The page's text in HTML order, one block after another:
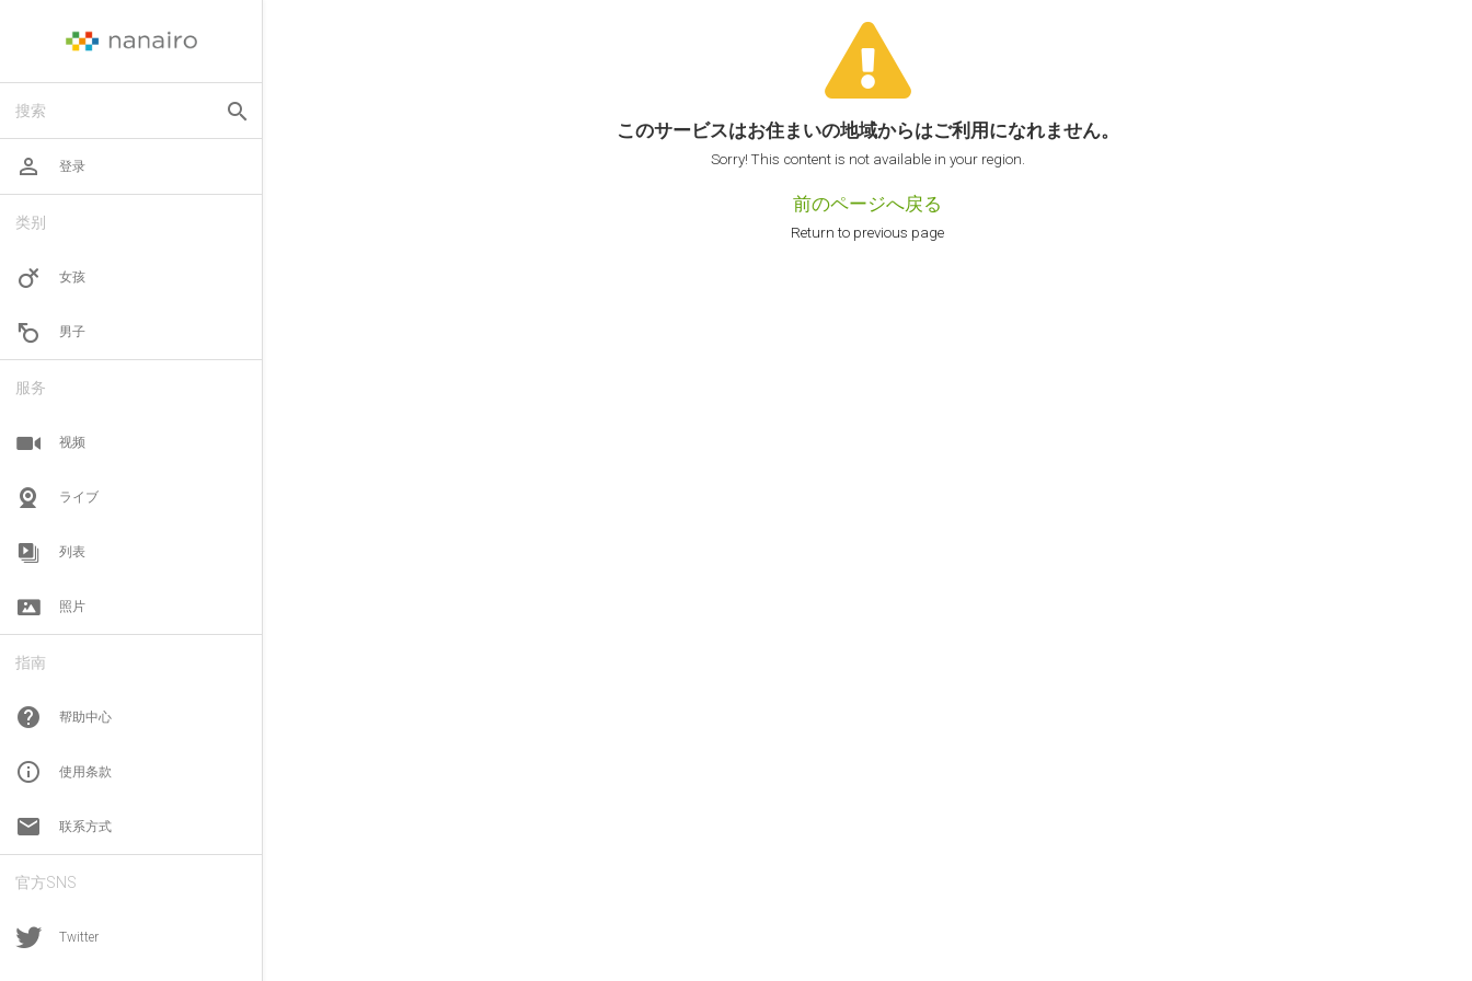
搜索 search
perm_identity 登录
类别
女孩
男子
服务
视频
ライブ
列表
照片
指南
help 帮助中心
info_outline 使用条款
email 联系方式
官方SNS
Twitter
このサービスはお住まいの地域からはご利用になれません。
Sorry! This content is not available in your region.
前のページへ戻る
Return to previous page